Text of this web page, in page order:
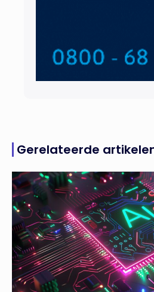
Gerelateerde